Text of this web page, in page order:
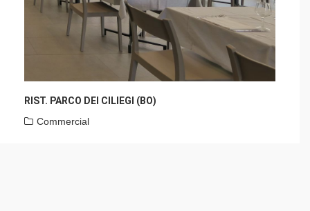
RIST. PARCO DEI CILIEGI (BO)
Commercial